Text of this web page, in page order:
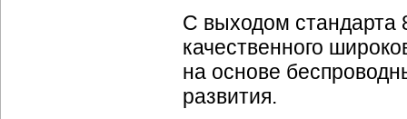
С выходом стандарта
качественного
на основе
развития.